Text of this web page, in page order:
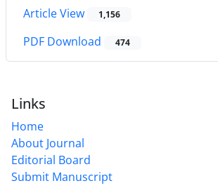
Article View 1,156
PDF Download 474
Links
Home
About Journal
Editorial Board
Submit Manuscript